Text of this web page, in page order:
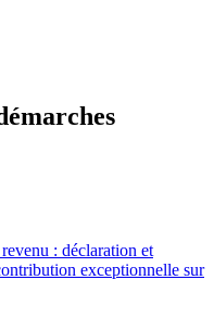
: déclaration et
exceptionnelle sur